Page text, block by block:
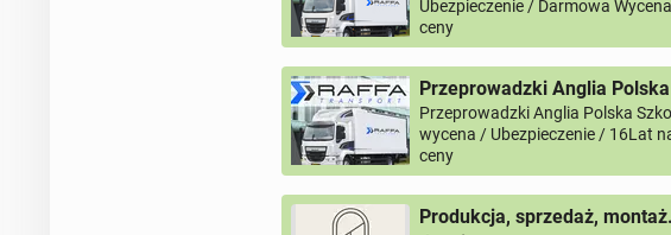
Ubezpieczenie / Darmowa
ceny
Przeprowadzki Anglia
Przeprowadzki Anglia Polska
wycena / Ubezpieczenie / 16Lat
ceny
Produkcja, sprzedaż,